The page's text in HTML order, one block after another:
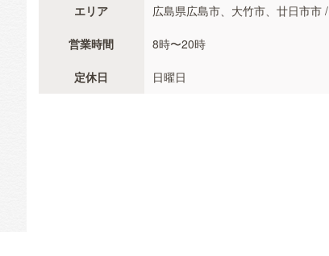
エリア 広島県広島市、大竹市、廿日市市
営業時間 8時〜20時
定休日 日曜日